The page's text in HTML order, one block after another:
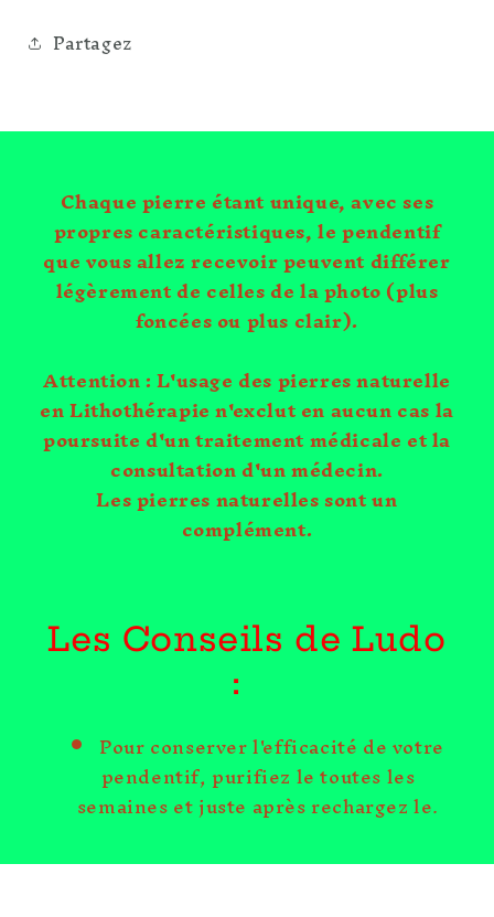
Partagez
Chaque pierre étant unique, avec ses
propres caractéristiques, le pendentif
que vous allez recevoir peuvent différer
légèrement de celles de la photo (plus
foncées ou plus clair).
Attention : L'usage des pierres naturelle
en Lithothérapie n'exclut en aucun cas la
poursuite d'un traitement médicale et la
consultation d'un médecin.
Les pierres naturelles sont un
complément.
Les Conseils de Ludo
:
Pour conserver l'efficacité de votre
pendentif, purifiez le toutes les
semaines et juste après rechargez le.